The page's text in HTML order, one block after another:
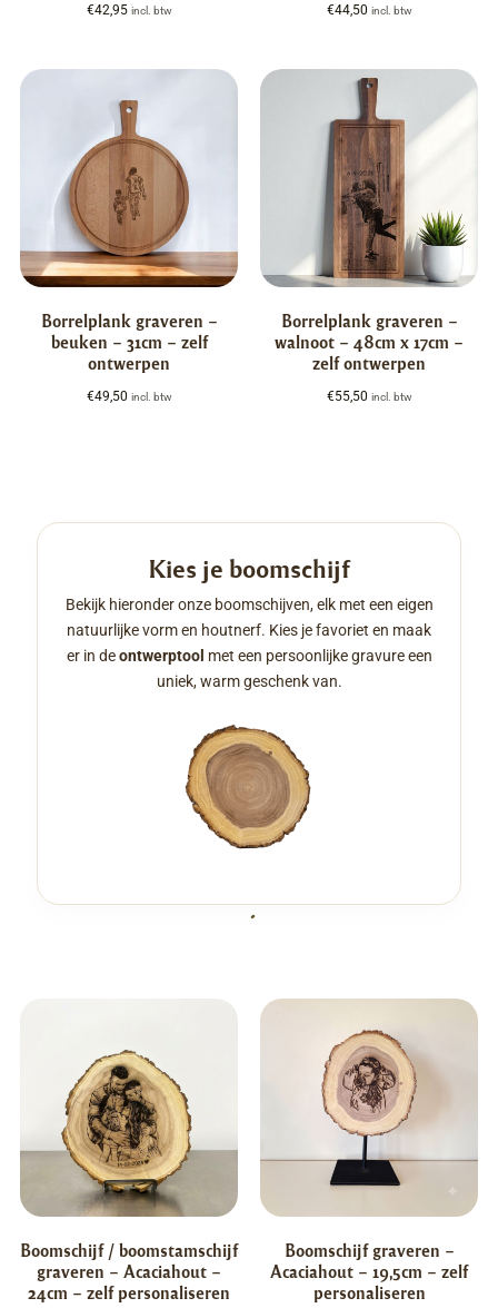
€42,95 incl. btw €44,50 incl. btw
Borrelplank graveren –
beuken – 31cm – zelf
ontwerpen
€49,50 incl. btw
Borrelplank graveren –
walnoot – 48cm x 17cm –
zelf ontwerpen
€55,50 incl. btw
Kies je boomschijf
Bekijk hieronder onze boomschijven, elk met een eigen
natuurlijke vorm en houtnerf. Kies je favoriet en maak
er in deontwerptool met een persoonlijke gravure een
uniek, warm geschenk van.
Boomschijf / boomstamschijf
graveren – Acaciahout –
24cm – zelf personaliseren
Boomschijf graveren –
Acaciahout – 19,5cm – zelf
personaliseren